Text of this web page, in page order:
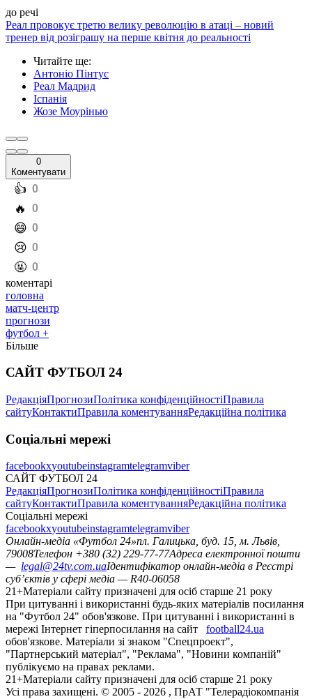
до речі
Реал провокує третю велику революцію в атаці – новий
тренер від розіграшу на перше квітня до реальності
Читайте ще:
Антоніо Пінтус
Реал Мадрид
Іспанія
Жозе Моурінью
0
Коментувати
️👍 0
️🔥 0
️😄 0
️😢 0
️🤬 0
коментарі
головна
матч-центр
прогнози
футбол +
Більше
САЙТ ФУТБОЛ 24
РедакціяПрогнозиПолітика конфіденційностіПравила
сайтуКонтактиПравила коментуванняРедакційна політика
Соціальні мережі
facebookxyoutubeinstagramtelegramviber
САЙТ ФУТБОЛ 24
РедакціяПрогнозиПолітика конфіденційностіПравила
сайтуКонтактиПравила коментуванняРедакційна політика
Соціальні мережі
facebookxyoutubeinstagramtelegramviber
Онлайн-медіа «Футбол 24»пл. Галицька, буд. 15, м. Львів,
79008Телефон +380 (32) 229-77-77Адреса електронної пошти
— legal@24tv.com.uaІдентифікатор онлайн-медіа в Реєстрі
суб’єктів у сфері медіа — R40-06058
21+Матеріали сайту призначені для осіб старше 21 року
При цитуванні і використанні будь-яких матеріалів посилання
на "Футбол 24" обов'язкове. При цитуванні і використанні в
мережі Інтернет гіперпосилання на сайт
football24.ua
обов'язкове. Матеріали зі знаком "Спецпроект",
"Партнерський матеріал", "Реклама", "Новини компаній"
публікуємо на правах реклами.
21+Матеріали сайту призначені для осіб старше 21 року
Усi права захищенi. © 2005 - 2026 , ПрАТ "Телерадіокомпанія